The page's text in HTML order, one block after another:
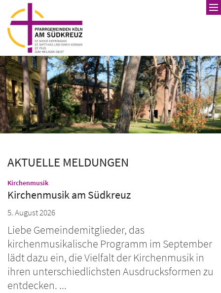
Zum Inhalt springen
AKTUELLE MELDUNGEN
Kirchenmusik:
Kirchenmusik am Südkreuz
5. August 2026
Liebe Gemeindemitglieder, das
kirchenmusikalische Programm im September
lädt dazu ein, die Vielfalt der Kirchenmusik in
ihren unterschiedlichsten Ausdrucksformen zu
entdecken. ...